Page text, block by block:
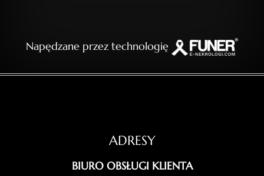
Napędzane przez technologię
ADRESY
BIURO OBSŁUGI KLIENTA